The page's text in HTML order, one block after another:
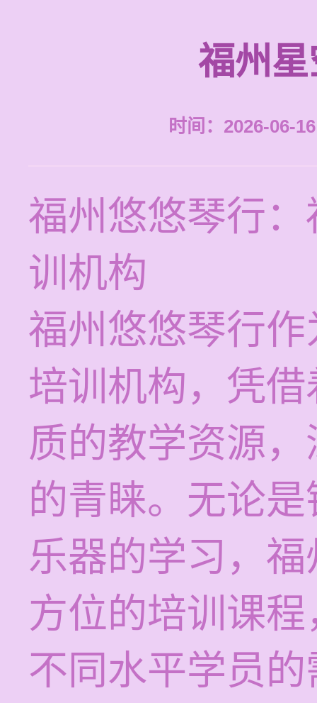
福州
时间：2026-06-
福州悠悠琴行
训机构
福州悠悠琴行
培训机构，凭
质的教学资源
的青睐。无论
乐器的学习，
方位的培训课
不同水平学员